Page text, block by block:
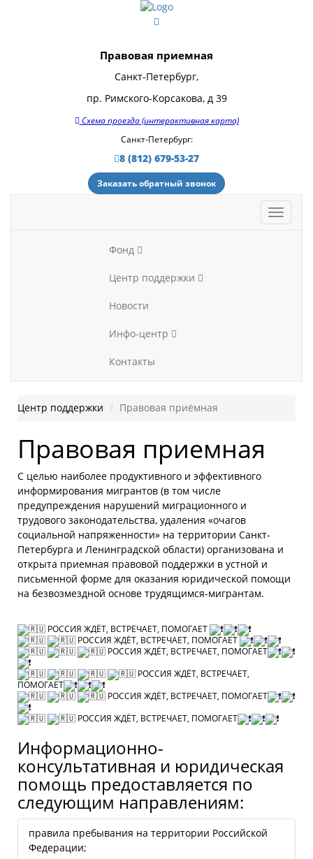
Правовая приемная
Санкт-Петербург,
пр. Римского-Корсакова, д 39
Схема проезда (интерактивная карта)
Санкт-Петербург:
8 (812) 679-53-27
Заказать обратный звонок
Фонд
Центр поддержки
Новости
Инфо-центр
Контакты
Центр поддержки Правовая приёмная
Правовая приемная
С целью наиболее продуктивного и эффективного
информирования мигрантов (в том числе
предупреждения нарушений миграционного и
трудового законодательства, удаления «очагов
социальной напряженности» на территории Санкт-
Петербурга и Ленинградской области) организована и
открыта приемная правовой поддержки в устной и
письменной форме для оказания юридической помощи
на безвозмездной основе трудящимся-мигрантам.
РОССИЯ ЖДЁТ, ВСТРЕЧАЕТ, ПОМОГАЕТ
РОССИЯ ЖДЁТ, ВСТРЕЧАЕТ, ПОМОГАЕТ
РОССИЯ ЖДЁТ, ВСТРЕЧАЕТ, ПОМОГАЕТ
РОССИЯ ЖДЁТ, ВСТРЕЧАЕТ,
ПОМОГАЕТ
РОССИЯ ЖДЁТ, ВСТРЕЧАЕТ, ПОМОГАЕТ
РОССИЯ ЖДЁТ, ВСТРЕЧАЕТ, ПОМОГАЕТ
Информационно-
консультативная и юридическая
помощь предоставляется по
следующим направлениям:
правила пребывания на территории Российской
Федерации;